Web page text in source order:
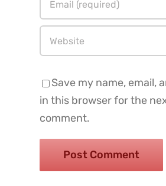
Save my name, email,
in this browser for the
comment.